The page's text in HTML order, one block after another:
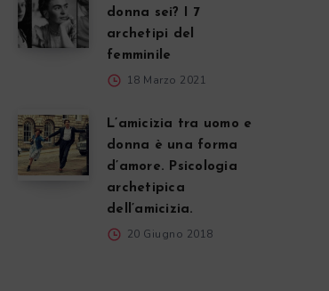
donna sei? I 7
archetipi del
femminile
18 Marzo 2021
L’amicizia tra uomo e
donna è una forma
d’amore. Psicologia
archetipica
dell’amicizia.
20 Giugno 2018